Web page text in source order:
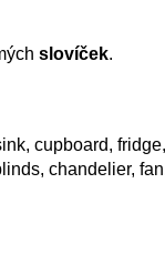
slovíček.
cupboard,
chandelier,